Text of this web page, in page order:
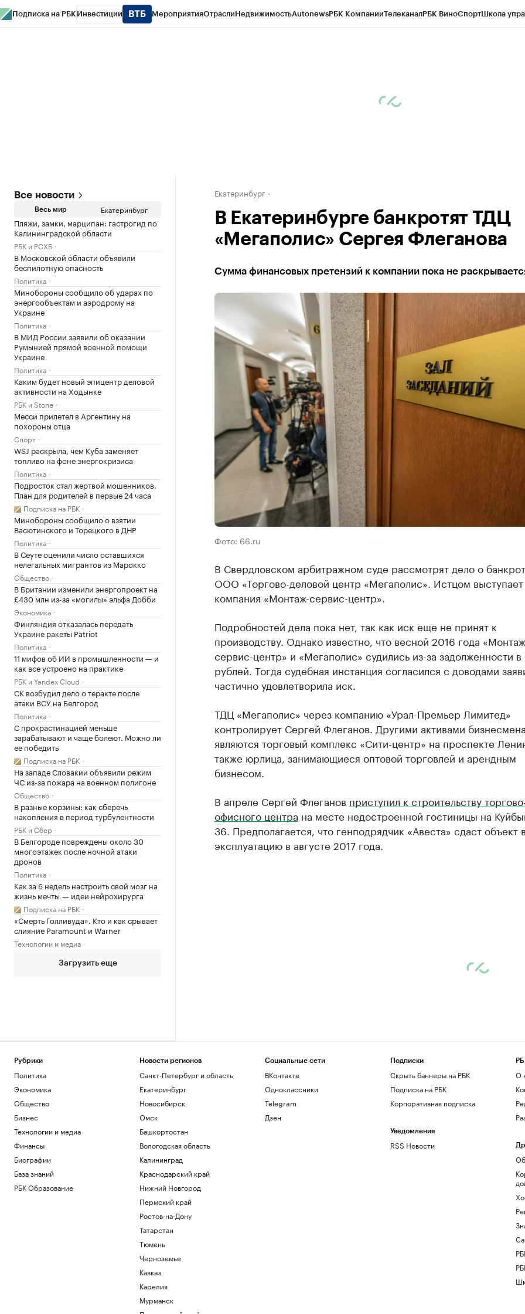
Подписка на РБК Инвестиции МероприятияОтраслиНедвижимостьAutonewsРБК КомпанииТелеканалРБК ВиноСпортШкола
Все новости
Весь мир Екатеринбург
Пляжи, замки, марципан: гастрогид по
Калининградской области
РБК и РСХБ
В Московской области объявили
беспилотную опасность
Политика
Минобороны сообщило об ударах по
энергообъектам и аэродрому на
Украине
Политика
В МИД России заявили об оказании
Румынией прямой военной помощи
Украине
Политика
Каким будет новый эпицентр деловой
активности на Ходынке
РБК и Stone
Месси прилетел в Аргентину на
похороны отца
Спорт
WSJ раскрыла, чем Куба заменяет
топливо на фоне энергокризиса
Политика
Подросток стал жертвой мошенников.
План для родителей в первые 24 часа
Подписка на РБК
Минобороны сообщило о взятии
Васютинского и Торецкого в ДНР
Политика
В Сеуте оценили число оставшихся
нелегальных мигрантов из Марокко
Общество
В Британии изменили энергопроект на
£430 млн из-за «могилы» эльфа Добби
Экономика
Финляндия отказалась передать
Украине ракеты Patriot
Политика
11 мифов об ИИ в промышленности — и
как все устроено на практике
РБК и Yandex Cloud
СК возбудил дело о теракте после
атаки ВСУ на Белгород
Политика
С прокрастинацией меньше
зарабатывают и чаще болеют. Можно ли
ее победить
Подписка на РБК
На западе Словакии объявили режим
ЧС из-за пожара на военном полигоне
Общество
В разные корзины: как сберечь
накопления в период турбулентности
РБК и Сбер
В Белгороде повреждены около 30
многоэтажек после ночной атаки
дронов
Политика
Как за 6 недель настроить свой мозг на
жизнь мечты — идеи нейрохирурга
Подписка на РБК
«Смерть Голливуда». Кто и как срывает
слияние Paramount и Warner
Технологии и медиа
Загрузить еще
Екатеринбург
В Екатеринбурге банкротят ТДЦ
«Мегаполис» Сергея Флеганова
Сумма финансовых претензий к компании пока не
Фото: 66.ru
В Свердловском арбитражном суде рассмотрят дело о
ООО «Торгово-деловой центр «Мегаполис». Истцом выступает
компания «Монтаж-сервис-центр».
Подробностей дела пока нет, так как иск еще не принят к
производству. Однако известно, что весной 2016 года
сервис-центр» и «Мегаполис» судились из-за задолженности
рублей. Тогда судебная инстанция согласился с доводами
частично удовлетворила иск.
ТДЦ «Мегаполис» через компанию «Урал-Премьер Лимитед»
контролирует Сергей Флеганов. Другими активами
являются торговый комплекс «Сити-центр» на проспекте
также юрлица, занимающиеся оптовой торговлей и арендным
бизнесом.
В апреле Сергей Флеганов приступил к строительству
офисного центра на месте недостроенной гостиницы на
36. Предполагается, что генподрядчик «Авеста» сдаст объект
эксплуатацию в августе 2017 года.
Рубрики
Политика
Экономика
Общество
Бизнес
Технологии и медиа
Финансы
Биографии
База знаний
РБК Образование
Новости регионов
Санкт-Петербург и область
Екатеринбург
Новосибирск
Омск
Башкортостан
Вологодская область
Калининград
Краснодарский край
Нижний Новгород
Пермский край
Ростов-на-Дону
Татарстан
Тюмень
Черноземье
Кавказ
Карелия
Мурманск
Социальные сети
ВКонтакте
Одноклассники
Telegram
Дзен
Подписки
Скрыть баннеры на РБК
Подписка на РБК
Корпоративная подписка
Уведомления
RSS Новости
О